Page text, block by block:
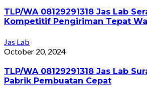
TLP/WA 08129291318 Jas Lab
Kompetitif Pengiriman Tepat
Jas Lab
October 20, 2024
TLP/WA 08129291318 Jas Lab
Pabrik Pembuatan Cepat